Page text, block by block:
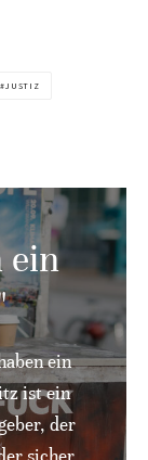
JUSTIZ
ein
ein
ist ein
der